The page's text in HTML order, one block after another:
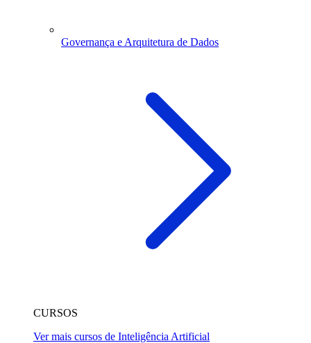
Governança e Arquitetura de Dados
CURSOS
Ver mais cursos de Inteligência Artificial